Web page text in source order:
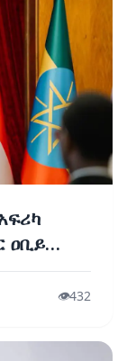
ዐቢይ
👁️432